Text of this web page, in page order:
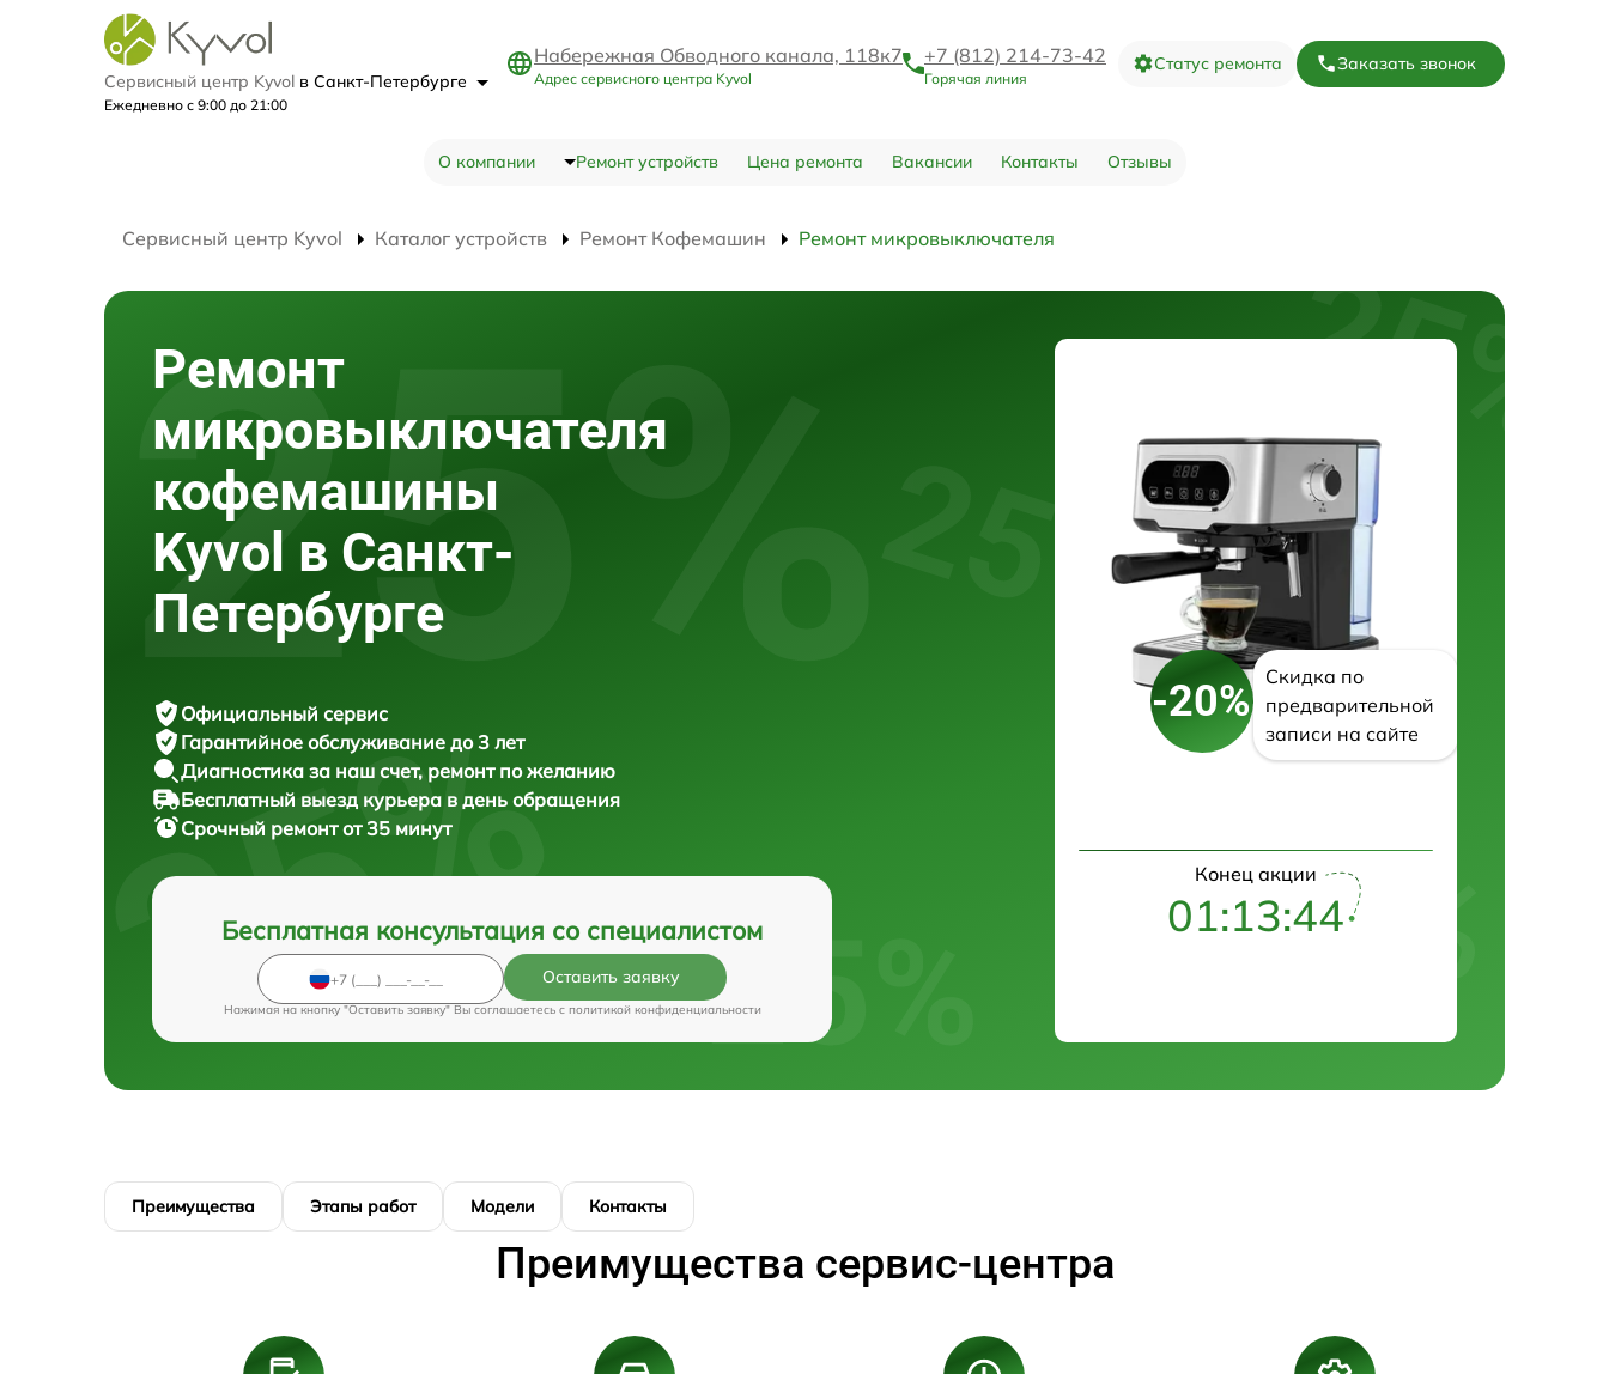
Сервисный центр Kyvol в Санкт-Петербурге
Ежедневно с 9:00 до 21:00
Набережная Обводного канала, 118к7
Адрес сервисного центра Kyvol
+7 (812) 214-73-42
Горячая линия
Статус ремонта Заказать звонок
О компании Ремонт устройств Цена ремонта Вакансии Контакты Отзывы
Сервисный центр Kyvol Каталог устройств Ремонт Кофемашин Ремонт микровыключателя
Ремонт
микровыключателя
кофемашины
Kyvol в Санкт-
Петербурге
Официальный сервис
Гарантийное обслуживание до 3 лет
Диагностика за наш счет, ремонт по желанию
Бесплатный выезд курьера в день обращения
Срочный ремонтот 35 минут
Бесплатная консультация со специалистом
Оставить заявку
Нажимая на кнопку "Оставить заявку" Вы соглашаетесь c политикой конфиденциальности
-20%
Скидка по
предварительной
записи на сайте
Конец акции
01:13:43
Преимущества Этапы работ Модели Контакты
Преимущества сервис-центра